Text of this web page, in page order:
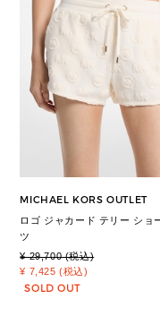
MICHAEL KORS OUTLET
ロゴ ジャカード テリー ショ
ツ
¥ 29,700 (税込)
¥ 7,425 (税込)
SOLD OUT